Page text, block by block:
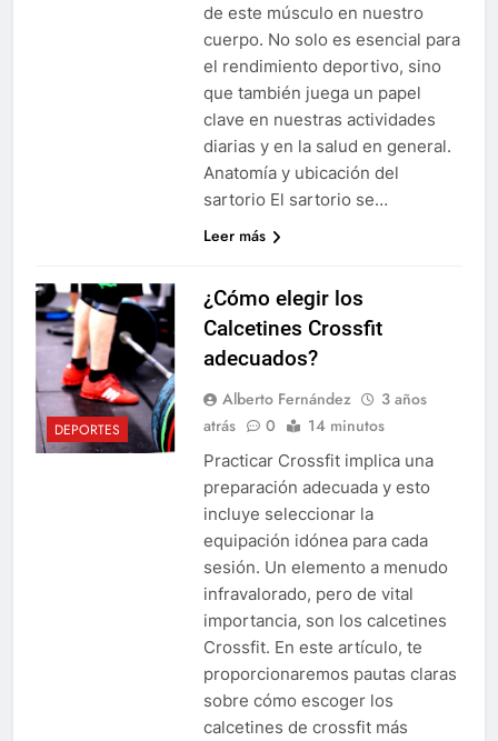
de este músculo en nuestro
cuerpo. No solo es esencial para
el rendimiento deportivo, sino
que también juega un papel
clave en nuestras actividades
diarias y en la salud en general.
Anatomía y ubicación del
sartorio El sartorio se…
Leer más
DEPORTES
¿Cómo elegir los
Calcetines Crossfit
adecuados?
Alberto Fernández
3 años
atrás
0 14 minutos
Practicar Crossfit implica una
preparación adecuada y esto
incluye seleccionar la
equipación idónea para cada
sesión. Un elemento a menudo
infravalorado, pero de vital
importancia, son los calcetines
Crossfit. En este artículo, te
proporcionaremos pautas claras
sobre cómo escoger los
calcetines de crossfit más